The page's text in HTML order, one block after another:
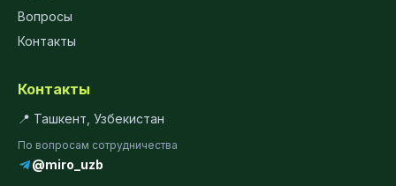
Вопросы
Контакты
Контакты
📍 Ташкент, Узбекистан
По вопросам сотрудничества
@miro_uzb